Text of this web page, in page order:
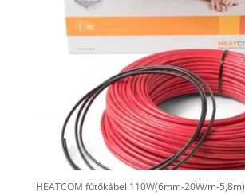
HEATCOM fűtőkábel 110W(6mm-20W/m-5,8m)